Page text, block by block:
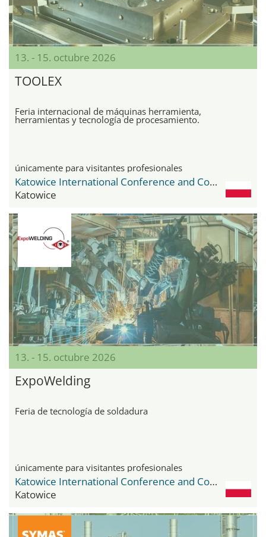
13. - 15. octubre 2026
TOOLEX
Feria internacional de máquinas herramienta,
herramientas y tecnología de procesamiento.
únicamente para visitantes profesionales
Katowice International Conference and Congress Centre
Katowice
13. - 15. octubre 2026
ExpoWelding
Feria de tecnología de soldadura
únicamente para visitantes profesionales
Katowice International Conference and Congress Centre
Katowice